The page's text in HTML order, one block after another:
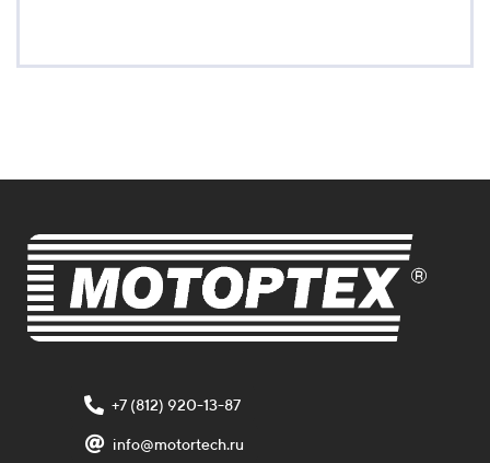
+7 (812) 920-13-87
info@motortech.ru